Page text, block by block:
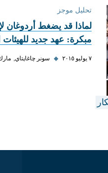
تحليل موجز
لماذا قد يضغط أردوغان
مبكرة: عهد جديد للهيئات
٧ يوليو ٢٠١٥ ◆ سونر چاغاپتاي